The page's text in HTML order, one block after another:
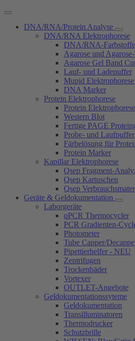
DNA/RNA/Protein Analyse
DNA/RNA Elektrophorese
DNA/RNA-Farbstoffe
Agarose und
Agarose Gel Band
Lauf- und Ladepuffer
Mupid
DNA Marker
Protein Elektrophorese
Protein
Western Blot
Fertige PAGE
Probe- und Laufpuffer
Färbelösung für
Protein Marker
Kapillar Elektrophorese
Qsep Fragment-
Qsep Kartuschen
Qsep
Geräte & Geldokumentation
Laborgeräte
qPCR Thermocycler
PCR Gradienten-
Photometer
Tube Capper/
Pipettierhelfer - NEU
Zentrifugen
Trockenbäder
Vortexer
OUTLET-Angebote
Geldokumentationssyteme
Geldokumentation
Transilluminatoren
Thermodrucker
Schutzbrille